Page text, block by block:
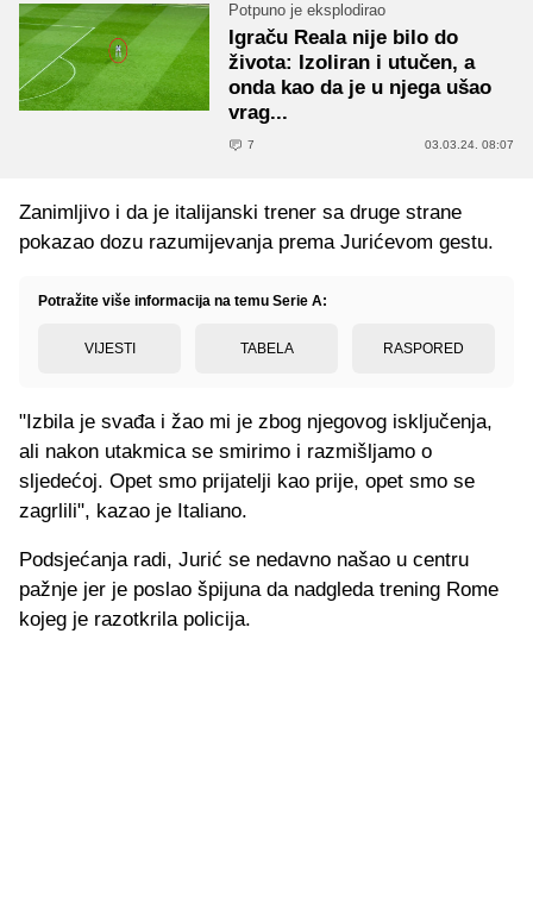
Potpuno je eksplodirao
Igraču Reala nije bilo do
života: Izoliran i utučen, a
onda kao da je u njega ušao
vrag...
7 03.03.24. 08:07
Zanimljivo i da je italijanski trener sa druge strane
pokazao dozu razumijevanja prema Jurićevom gestu.
Potražite više informacija na temu Serie A:
VIJESTI TABELA RASPORED
"Izbila je svađa i žao mi je zbog njegovog isključenja,
ali nakon utakmica se smirimo i razmišljamo o
sljedećoj. Opet smo prijatelji kao prije, opet smo se
zagrlili", kazao je Italiano.
Podsjećanja radi, Jurić se nedavno našao u centru
pažnje jer je poslao špijuna da nadgleda trening Rome
kojeg je razotkrila policija.